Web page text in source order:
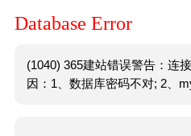
Database Error
(1040) 365建站错误警告：连
因：1、数据库密码不对; 2、